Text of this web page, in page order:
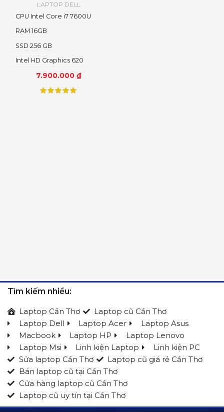
LAPTOP DELL
7.900.000 ₫
Intel HD Graphics 620
SSD 256 GB
RAM 16GB
CPU Intel Core i7 7600U
Tìm kiếm nhiều:
Laptop Cần Thơ
Laptop cũ Cần Thơ
Laptop Dell
Laptop Acer
Laptop Asus
Macbook
Laptop HP
Laptop Lenovo
Laptop Msi
Linh kiện Laptop
Linh kiện PC
Sửa laptop Cần Thơ
Laptop cũ giá rẻ Cần Thơ
Bán laptop cũ tại Cần Thơ
Cửa hàng laptop cũ Cần Thơ
Laptop cũ uy tín tại Cần Thơ